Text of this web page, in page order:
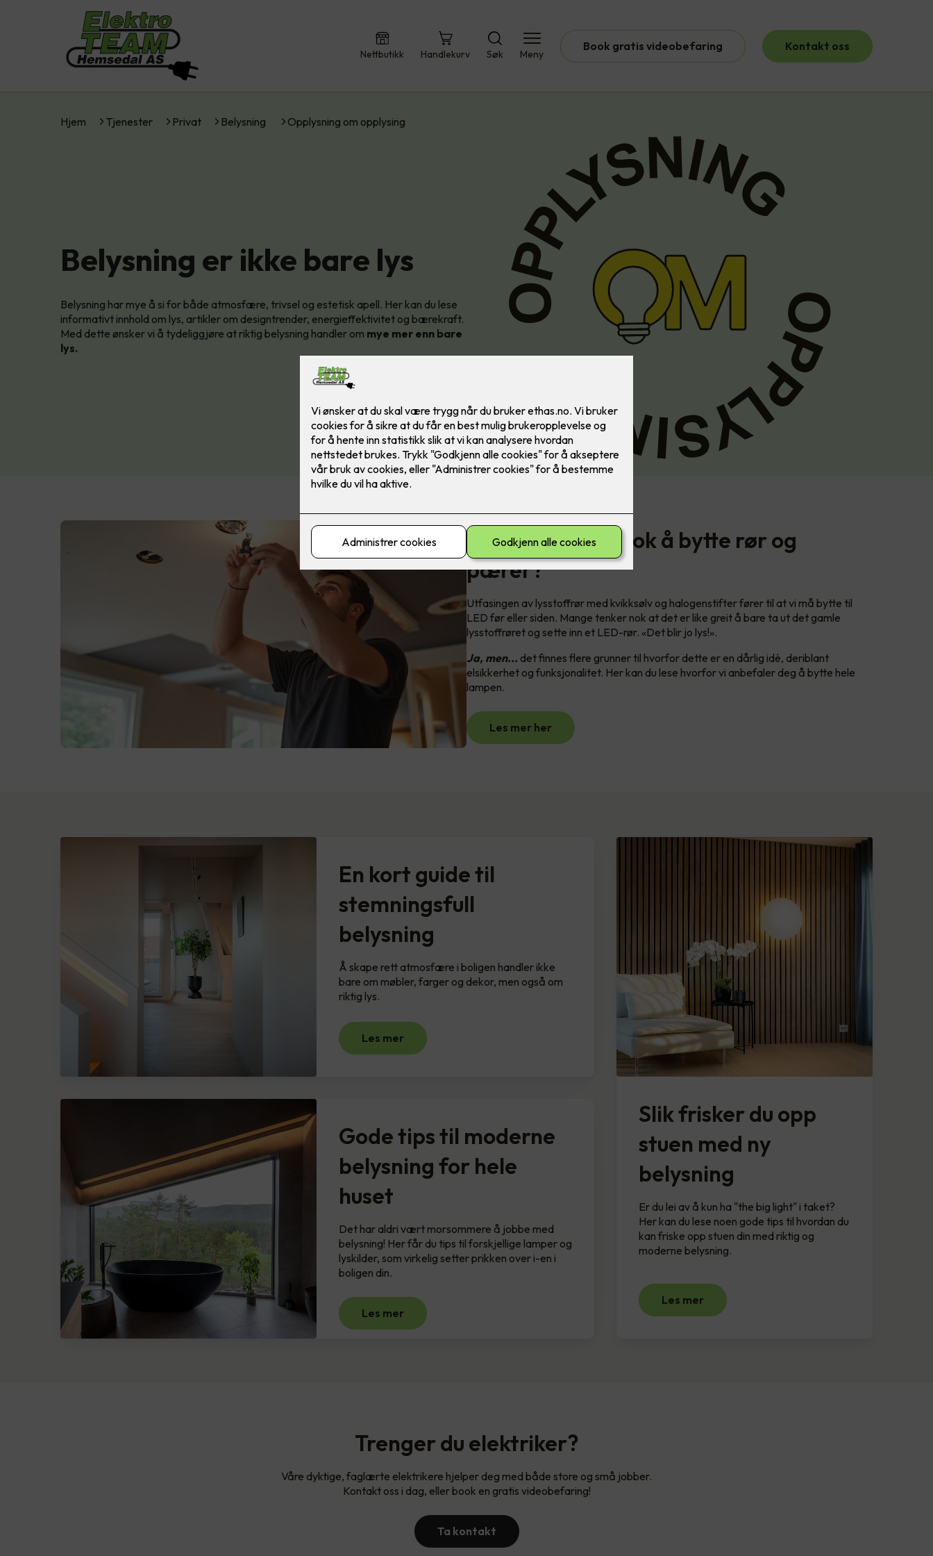
Nettbutikk Handlekurv Søk Meny
Book gratis videobefaring Kontakt oss
Hjem Tjenester Privat Belysning Opplysning om opplysing
Belysning er ikke bare lys
Belysning har mye å si for både atmosfære, trivsel og estetisk apell. Her kan du lese
informativt innhold om lys, artikler om designtrender, energieffektivitet og bærekraft.
Med dette ønsker vi å tydeliggjøre at riktig belysning handler om mye mer enn bare
lys.
LED-lys: er det nok å bytte rør og
pærer?
Utfasingen av lysstoffrør med kvikksølv og halogenstifter fører til at vi må bytte til
LED før eller siden. Mange tenker nok at det er like greit å bare ta ut det gamle
lysstoffrøret og sette inn et LED-rør. «Det blir jo lys!».
Ja, men... det finnes flere grunner til hvorfor dette er en dårlig idé, deriblant
elsikkerhet og funksjonalitet. Her kan du lese hvorfor vi anbefaler deg å bytte hele
lampen.
Les mer her
En kort guide til
stemningsfull
belysning
Å skape rett atmosfære i boligen handler ikke
bare om møbler, farger og dekor, men også om
riktig lys.
Les mer
Slik frisker du opp
stuen med ny
belysning
Er du lei av å kun ha "the big light" i taket?
Her kan du lese noen gode tips til hvordan du
kan friske opp stuen din med riktig og
moderne belysning.
Les mer
Gode tips til moderne
belysning for hele
huset
Det har aldri vært morsommere å jobbe med
belysning! Her får du tips til forskjellige lamper og
lyskilder, som virkelig setter prikken over i-en i
boligen din.
Les mer
Trenger du elektriker?
Våre dyktige, faglærte elektrikere hjelper deg med både store og små jobber.
Kontakt oss i dag, eller book en gratis videobefaring!
Ta kontakt